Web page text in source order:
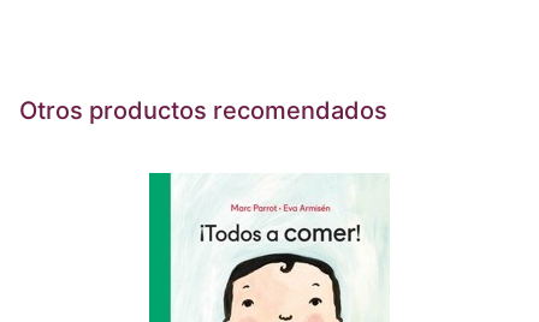
Otros productos recomendados